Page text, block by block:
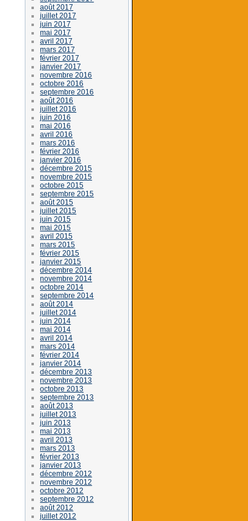
août 2017
juillet 2017
juin 2017
mai 2017
avril 2017
mars 2017
février 2017
janvier 2017
novembre 2016
octobre 2016
septembre 2016
août 2016
juillet 2016
juin 2016
mai 2016
avril 2016
mars 2016
février 2016
janvier 2016
décembre 2015
novembre 2015
octobre 2015
septembre 2015
août 2015
juillet 2015
juin 2015
mai 2015
avril 2015
mars 2015
février 2015
janvier 2015
décembre 2014
novembre 2014
octobre 2014
septembre 2014
août 2014
juillet 2014
juin 2014
mai 2014
avril 2014
mars 2014
février 2014
janvier 2014
décembre 2013
novembre 2013
octobre 2013
septembre 2013
août 2013
juillet 2013
juin 2013
mai 2013
avril 2013
mars 2013
février 2013
janvier 2013
décembre 2012
novembre 2012
octobre 2012
septembre 2012
août 2012
juillet 2012